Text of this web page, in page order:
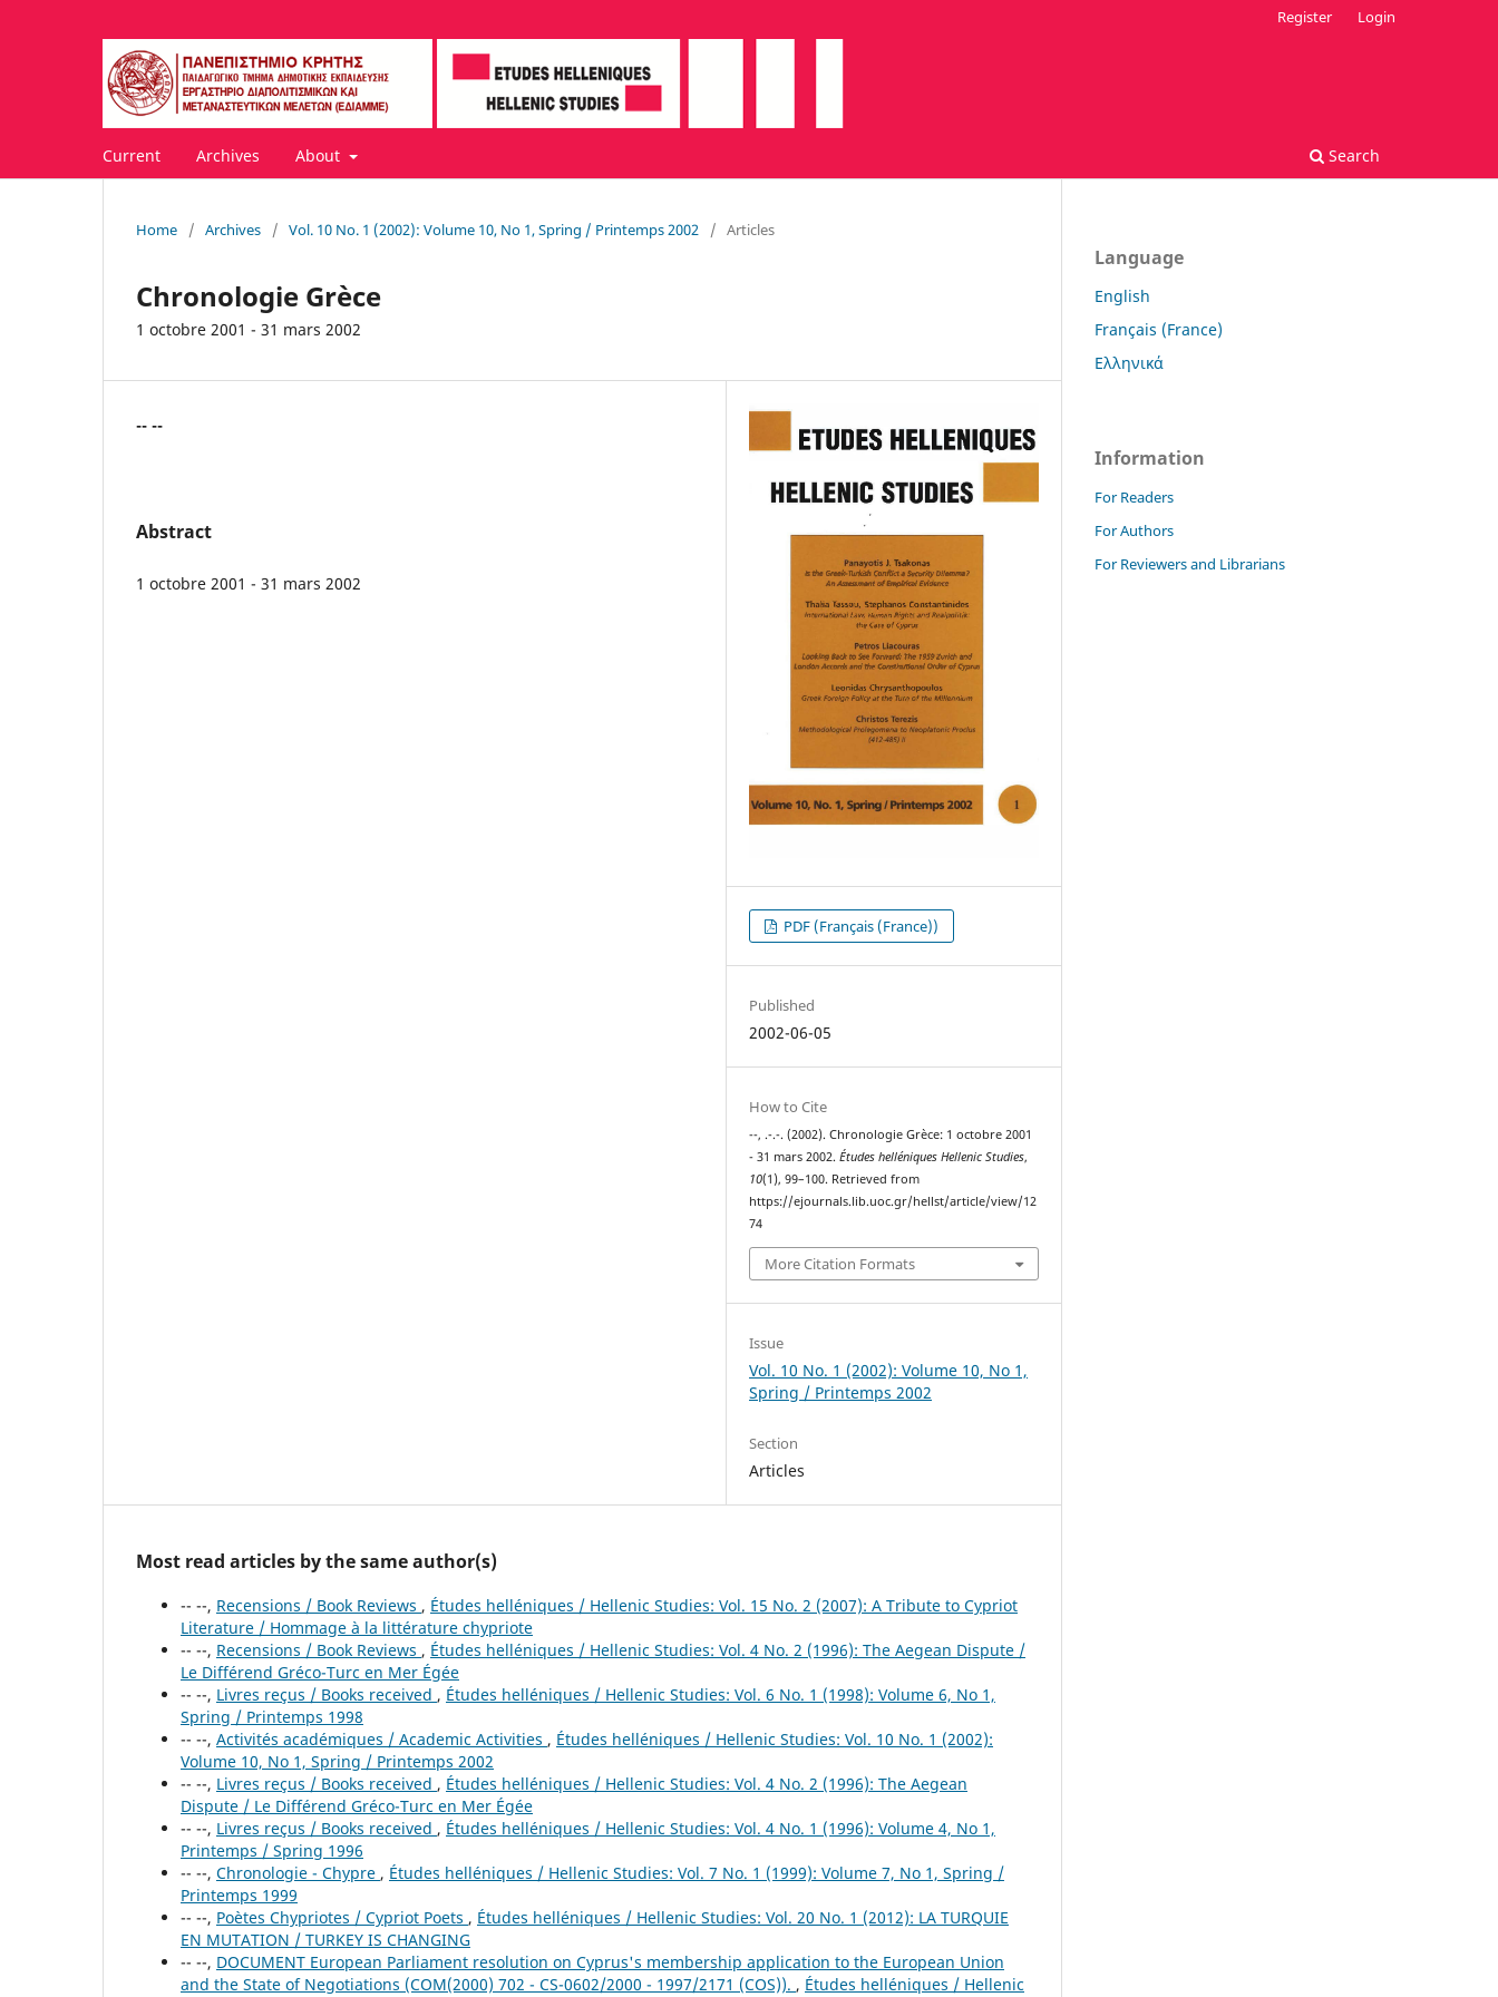
Current Archives About Search
Register Login
Home / Archives / Vol. 10 No. 1 (2002): Volume 10, No 1, Spring / Printemps 2002 / Articles
Chronologie Grèce
1 octobre 2001 - 31 mars 2002
-- --
Abstract
1 octobre 2001 - 31 mars 2002
PDF (Français (France))
Published
2002-06-05
How to Cite
--, .-.-. (2002). Chronologie Grèce: 1 octobre 2001
- 31 mars 2002.Études helléniques Hellenic Studies,
10(1), 99–100. Retrieved from
https://ejournals.lib.uoc.gr/hellst/article/view/12
74
More Citation Formats
Issue
Vol. 10 No. 1 (2002): Volume 10, No 1,
Spring / Printemps 2002
Section
Articles
Most read articles by the same author(s)
-- --, Recensions / Book Reviews , Études helléniques / Hellenic Studies: Vol. 15 No. 2 (2007): A Tribute to Cypriot
Literature / Hommage à la littérature chypriote
-- --, Recensions / Book Reviews , Études helléniques / Hellenic Studies: Vol. 4 No. 2 (1996): The Aegean Dispute /
Le Différend Gréco-Turc en Mer Égée
-- --, Livres reçus / Books received , Études helléniques / Hellenic Studies: Vol. 6 No. 1 (1998): Volume 6, No 1,
Spring / Printemps 1998
-- --, Activités académiques / Academic Activities , Études helléniques / Hellenic Studies: Vol. 10 No. 1 (2002):
Volume 10, No 1, Spring / Printemps 2002
-- --, Livres reçus / Books received , Études helléniques / Hellenic Studies: Vol. 4 No. 2 (1996): The Aegean
Dispute / Le Différend Gréco-Turc en Mer Égée
-- --, Livres reçus / Books received , Études helléniques / Hellenic Studies: Vol. 4 No. 1 (1996): Volume 4, No 1,
Printemps / Spring 1996
-- --, Chronologie - Chypre , Études helléniques / Hellenic Studies: Vol. 7 No. 1 (1999): Volume 7, No 1, Spring /
Printemps 1999
-- --, Poètes Chypriotes / Cypriot Poets , Études helléniques / Hellenic Studies: Vol. 20 No. 1 (2012): LA TURQUIE
EN MUTATION / TURKEY IS CHANGING
-- --, DOCUMENT European Parliament resolution on Cyprus's membership application to the European Union
and the State of Negotiations (COM(2000) 702 - CS-0602/2000 - 1997/2171 (COS)). , Études helléniques / Hellenic
Language
English
Français (France)
Ελληνικά
Information
For Readers
For Authors
For Reviewers and Librarians